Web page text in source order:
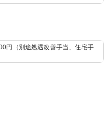
円（別途処遇改善手当、住宅手